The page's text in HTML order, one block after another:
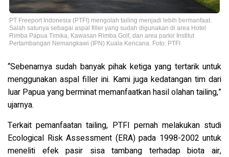
PT Freeport Indonesia (PTFI) mengolah tailing menjadi lebih bermanfaat.
Salah satunya sebagai aspal filler yang sudah digunakan di area Hotel
Rimba Papua Timika, Kawasan Rimba Golf, dan area parkir Institut
Pertambangan Nemangkawi (IPN) Kuala Kencana. Foto: PTFI
“Sebenarnya sudah banyak pihak ketiga yang tertarik untuk
menggunakan aspal filler ini. Kami juga kedatangan tim dari
luar Papua yang berminat memanfaatkan hasil olahan tailing,”
ujarnya.
Terkait pemanfaatan tailing, PTFI pernah melakukan studi
Ecological Risk Assessment (ERA) pada 1998-2002 untuk
meneliti efek pasir sisa tambang terhadap biota air,